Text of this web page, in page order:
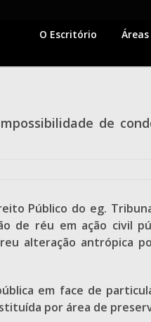
O Escritório
de
Público do eg.
de réu em ação civil
alteração antrópica
em face de
por área de